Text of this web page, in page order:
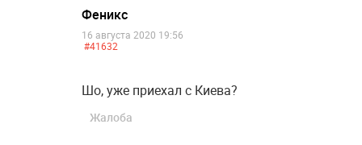
Феникс
16 августа 2020 19:56
#41632
Шо, уже приехал с Киева?
Жалоба